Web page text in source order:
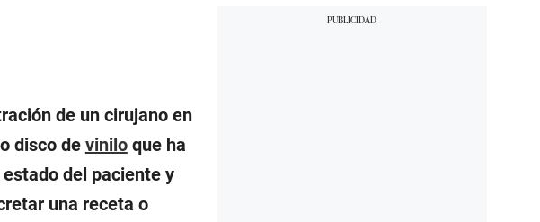
de un cirujano en
disco de viniloque ha
del paciente y
una receta o